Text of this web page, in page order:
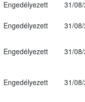
Engedélyezett
31/
Engedélyezett
31/
Engedélyezett 31/
Engedélyezett 31/